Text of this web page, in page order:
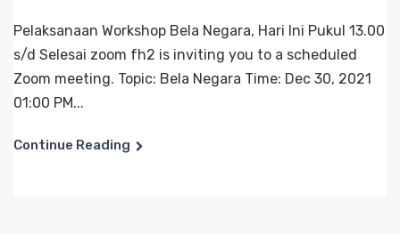
Pelaksanaan Workshop Bela Negara, Hari Ini Pukul 13.00
s/d Selesai zoom fh2 is inviting you to a scheduled
Zoom meeting. Topic: Bela Negara Time: Dec 30, 2021
01:00 PM...
Continue Reading